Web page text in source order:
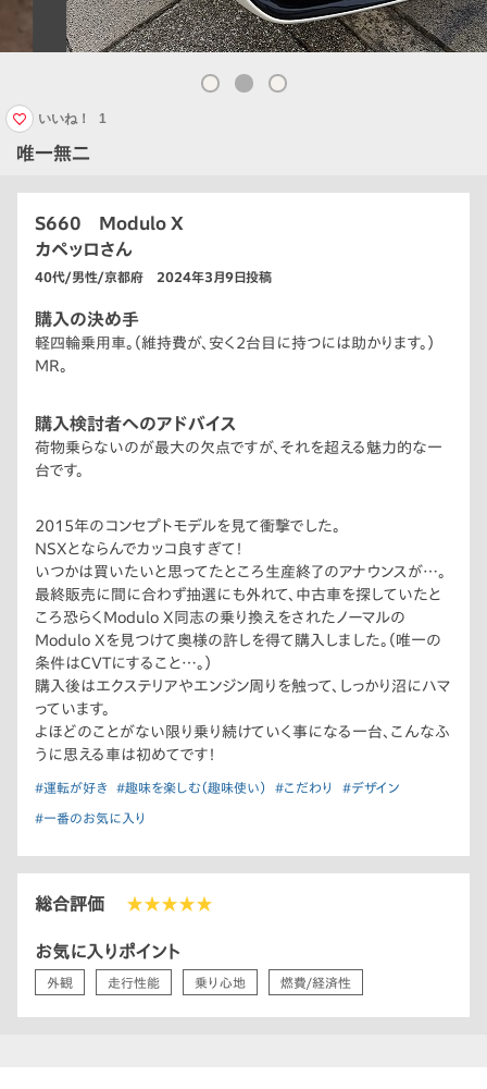
唯一無二
いいね！ 1
S660 Modulo X
カペッロさん
40代/男性/京都府 2024年3月9日投稿
購入の決め手
軽四輪乗用車。（維持費が、安く2台目に持つには助かります。）
MR。
購入検討者へのアドバイス
荷物乗らないのが最大の欠点ですが、それを超える魅力的な一
台です。
2015年のコンセプトモデルを見て衝撃でした。
NSXとならんでカッコ良すぎて！
いつかは買いたいと思ってたところ生産終了のアナウンスが…。
最終販売に間に合わず抽選にも外れて、中古車を探していたと
ころ恐らくModulo X同志の乗り換えをされたノーマルの
Modulo Xを見つけて奥様の許しを得て購入しました。（唯一の
条件はCVTにすること…。）
購入後はエクステリアやエンジン周りを触って、しっかり沼にハマ
っています。
よほどのことがない限り乗り続けていく事になる一台、こんなふ
うに思える車は初めてです！
#運転が好き #趣味を楽しむ（趣味使い） #こだわり #デザイン
#一番のお気に入り
総合評価 ★★★★★
お気に入りポイント
外観 走行性能 乗り心地 燃費/経済性